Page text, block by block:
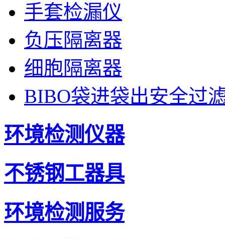
手套检漏仪
负压隔离器
细胞隔离器
BIBO袋进袋出安全过
环境检测仪器
不锈钢工器具
环境检测服务